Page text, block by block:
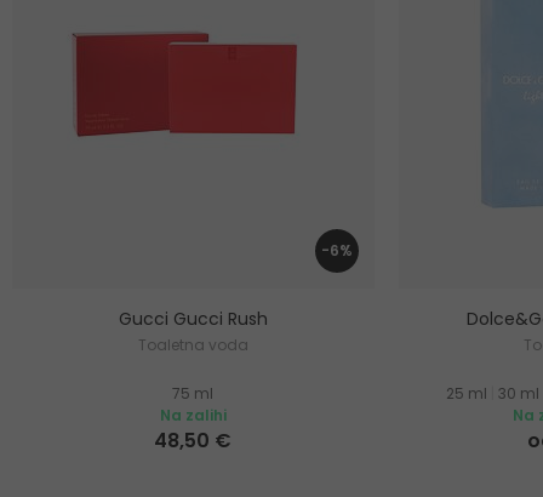
-6%
Gucci Gucci Rush
Toaletna voda
75 ml
Na zalihi
48,50 €
25 ml 30 ml
Na